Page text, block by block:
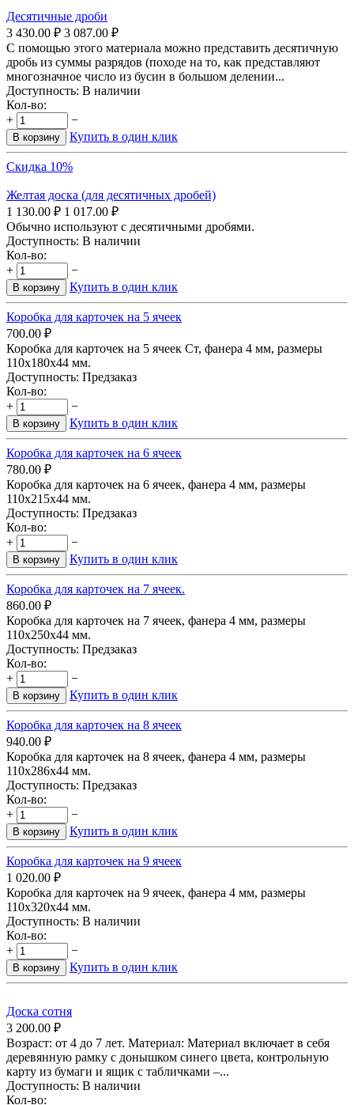
Десятичные дроби
3 430.00 ₽ 3 087.00 ₽
С помощью этого материала можно представить десятичную
дробь из суммы разрядов (походе на то, как представляют
многозначное число из бусин в большом делении...
Доступность: В наличии
Кол-во:
+
−
В корзину Купить в один клик
Скидка 10%
Желтая доска (для десятичных дробей)
1 130.00 ₽ 1 017.00 ₽
Обычно используют с десятичными дробями.
Доступность: В наличии
Кол-во:
+
−
В корзину Купить в один клик
Коробка для карточек на 5 ячеек
700.00 ₽
Коробка для карточек на 5 ячеек Ст, фанера 4 мм, размеры
110х180х44 мм.
Доступность: Предзаказ
Кол-во:
+
−
В корзину Купить в один клик
​Коробка для карточек на 6 ячеек
780.00 ₽
Коробка для карточек на 6 ячеек, фанера 4 мм, размеры
110х215х44 мм.
Доступность: Предзаказ
Кол-во:
+
−
В корзину Купить в один клик
​Коробка для карточек на 7 ячеек.
860.00 ₽
Коробка для карточек на 7 ячеек, фанера 4 мм, размеры
110х250х44 мм.
Доступность: Предзаказ
Кол-во:
+
−
В корзину Купить в один клик
Коробка для карточек на 8 ячеек
940.00 ₽
Коробка для карточек на 8 ячеек, фанера 4 мм, размеры
110х286х44 мм.
Доступность: Предзаказ
Кол-во:
+
−
В корзину Купить в один клик
Коробка для карточек на 9 ячеек
1 020.00 ₽
Коробка для карточек на 9 ячеек, фанера 4 мм, размеры
110х320х44 мм.
Доступность: В наличии
Кол-во:
+
−
В корзину Купить в один клик
Доска сотня
3 200.00 ₽
Возраст: от 4 до 7 лет. Материал: Материал включает в себя
деревянную рамку с донышком синего цвета, контрольную
карту из бумаги и ящик с табличками –...
Доступность: В наличии
Кол-во: